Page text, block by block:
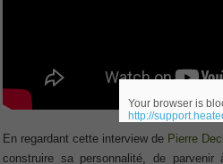
CCNA 200-125
, Cisco CCNA Cisco Certified Network
, Cisco ICND1 Answer, 100-105 Cisco
Answer
En regardant cette interview de Pierre
construire sa personnalité, de parvenir
Your browser is
http://